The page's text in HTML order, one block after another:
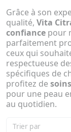
Grâce à son
qualité, Vita
confiance pour
parfaitement
ceux qui
respectueuse
spécifiques de
profitez de
pour une peau
au quotidien.
Trier par